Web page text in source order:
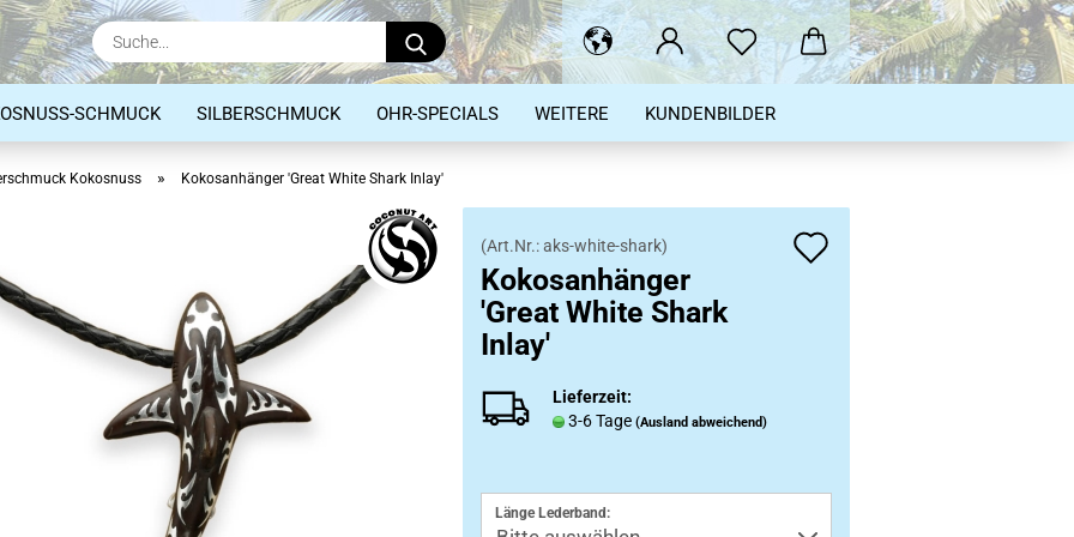
Suche...
Armbänder
SCHMUCK SILBERSCHMUCK OHR-SPECIALS KUNDENBILDER
WEITERE
Kokosnuss » Kokosanhänger 'Great White Shark Inlay'
(Art.Nr.:aks-white-shark)
Kokosanhänger
'Great White Shark
Inlay'
Lieferzeit:
3-6 Tage (Ausland abweichend)
Länge Lederband: